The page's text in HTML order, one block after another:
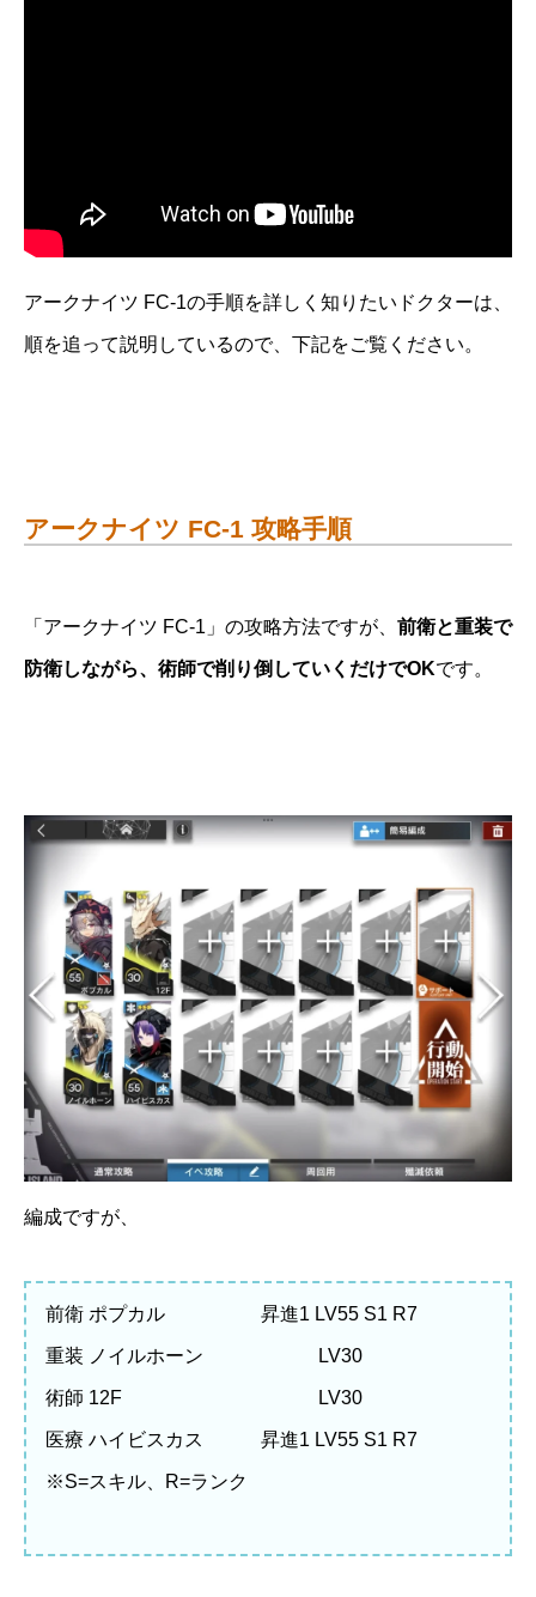
アークナイツ FC-1の手順を詳しく知りたいドクターは、
順を追って説明しているので、下記をご覧ください。
アークナイツ FC-1 攻略手順
「アークナイツ FC-1」の攻略方法ですが、 前衛と重装で
防衛しながら、術師で削り倒していくだけでOKです。
編成ですが、
前衛 ポプカル 昇進1 LV55 S1 R7
重装 ノイルホーン LV30
術師 12F LV30
医療 ハイビスカス 昇進1 LV55 S1 R7
※S=スキル、R=ランク